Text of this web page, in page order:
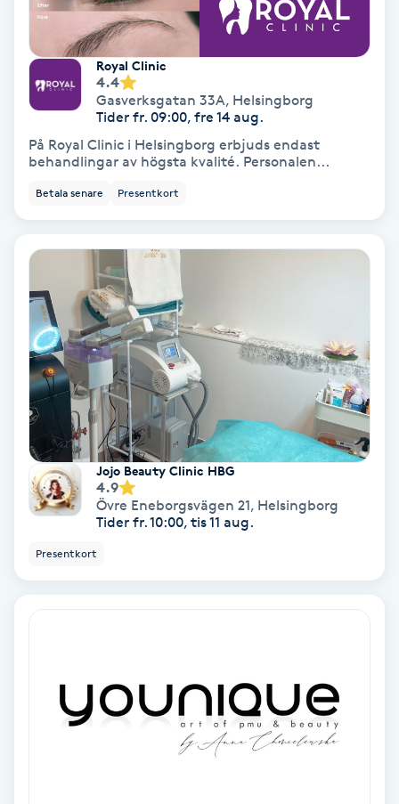
Extensions borttagning
Eyeliner-tatuering
Fettreducering
Fibromassage
Fillers
Fotmassage
Fotsvamp
Fransar
Fransförlängning
Royal Clinic
4.4
Gasverksgatan 33A, Helsingborg
Tider fr. 09:00, fre 14 aug.
På Royal Clinic i Helsingborg erbjuds endast
behandlingar av högsta kvalité. Personalen...
Betala senare Presentkort
Jojo Beauty Clinic HBG
4.9
Övre Eneborgsvägen 21, Helsingborg
Tider fr. 10:00, tis 11 aug.
Presentkort